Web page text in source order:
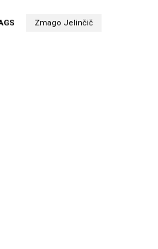
Zmago Jelinčič